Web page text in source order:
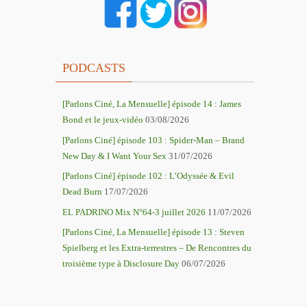
PODCASTS
[Parlons Ciné, La Mensuelle] épisode 14 : James
Bond et le jeux-vidéo 03/08/2026
[Parlons Ciné] épisode 103 : Spider-Man – Brand
New Day & I Want Your Sex 31/07/2026
[Parlons Ciné] épisode 102 : L’Odyssée & Evil
Dead Burn 17/07/2026
EL PADRINO Mix N°64-3 juillet 2026 11/07/2026
[Parlons Ciné, La Mensuelle] épisode 13 : Steven
Spielberg et les Extra-terrestres – De Rencontres du
troisième type à Disclosure Day 06/07/2026